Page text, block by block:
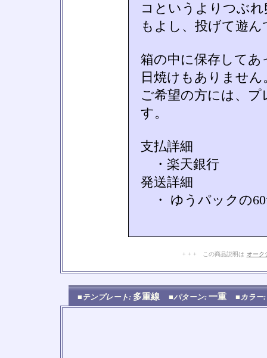
コというよりつぶ
もよし、投げて遊ん
箱の中に保存してあ
日焼けもありません
ご希望の方には、
す。
支払詳細
・楽天銀行
発送詳細
・ ゆうパックの
+ + + この商品説明は オーク
■テンプレート: 多重線 ■パターン: 一重 ■カラー: